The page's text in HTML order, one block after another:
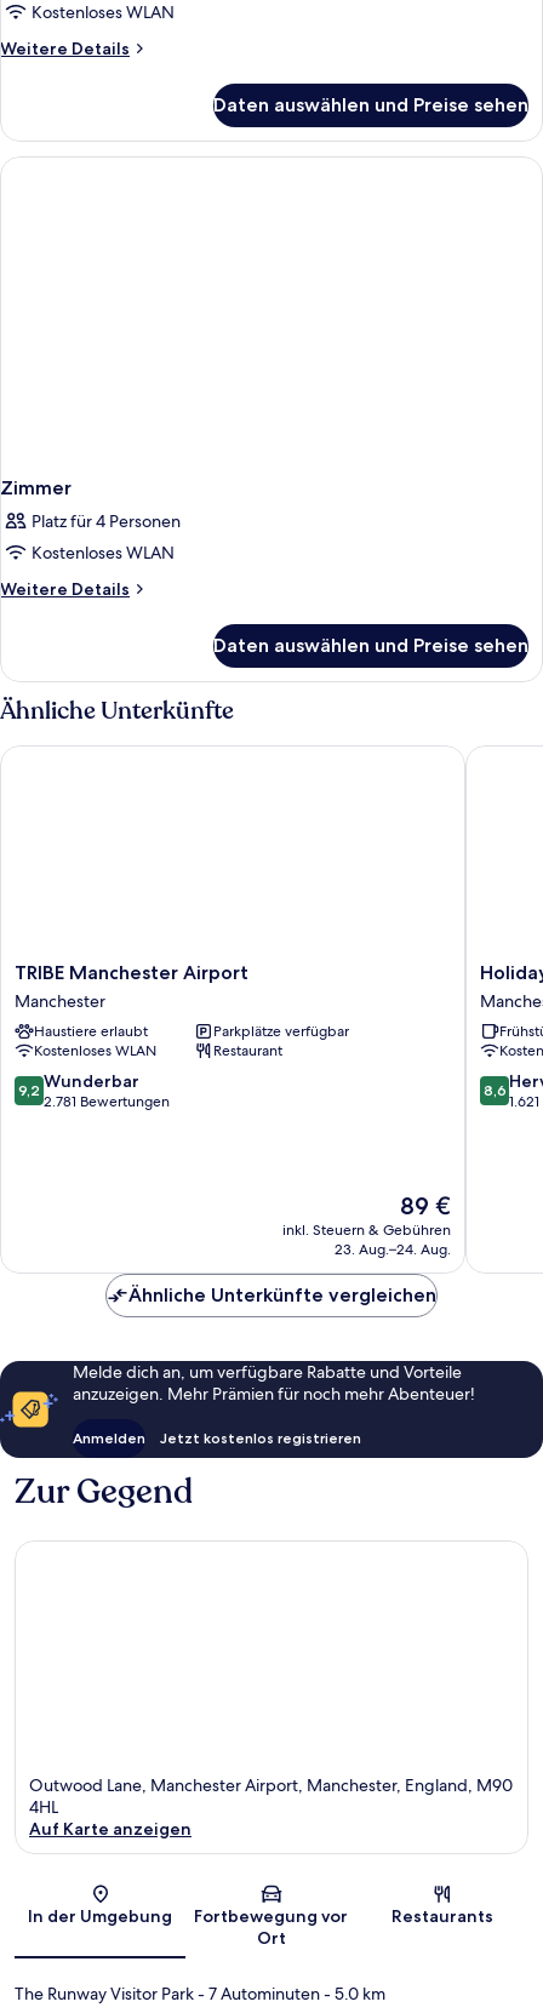
Kostenloses WLAN
Weitere Details
Weitere
Daten auswählen und Preise sehen
Zimmer
Platz für 4 Personen
Kostenloses WLAN
Weitere Details
Weitere
Daten auswählen und Preise sehen
Ähnliche Unterkünfte
TRIBE
Manchester
Airport
Manchester
TRIBE Manchester Airport
Manchester
Haustiere erlaubt
Parkplätze verfügbar
Kostenloses WLAN
Restaurant
9.2
von
9,2 Wunderbar
2.781 Bewertungen
Der
Preis
beträgt
89 €
inkl. Steuern & Gebühren
23. Aug.–24. Aug.
TRIBE Manchester Airport
Holiday
Inn
Express
Airport
by
IHG
8.6
von
8,6
Holiday
Ähnliche Unterkünfte vergleichen
Melde dich an, um verfügbare Rabatte und Vorteile
anzuzeigen. Mehr Prämien für noch mehr Abenteuer!
Anmelden Jetzt kostenlos registrieren
Zur Gegend
Outwood Lane, Manchester Airport, Manchester, England, M90
4HL
Auf Karte anzeigen
In der Umgebung
Fortbewegung vor
Ort
Restaurants
The Runway Visitor Park- 7 Autominuten- 5.0 km